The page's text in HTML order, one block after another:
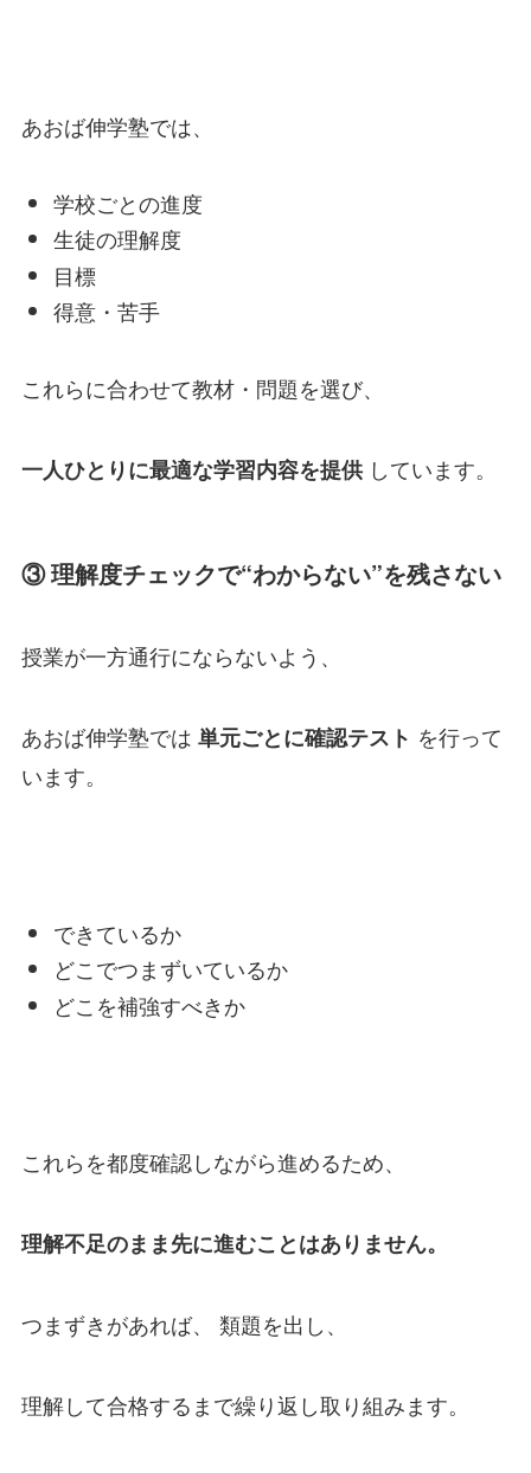
あおば伸学塾では、
学校ごとの進度
生徒の理解度
目標
得意・苦手
これらに合わせて教材・問題を選び、
一人ひとりに最適な学習内容を提供しています。
③ 理解度チェックで“わからない”を残さない
授業が一方通行にならないよう、
あおば伸学塾では 単元ごとに確認テスト を行って
います。
できているか
どこでつまずいているか
どこを補強すべきか
これらを都度確認しながら進めるため、
理解不足のまま先に進むことはありません。
つまずきがあれば、 類題を出し、
理解して合格するまで繰り返し取り組みます。